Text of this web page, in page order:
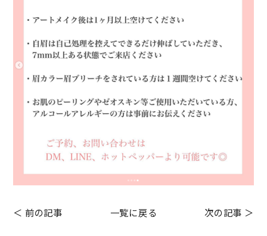
＜ 前の記事 一覧に戻る 次の記事 ＞